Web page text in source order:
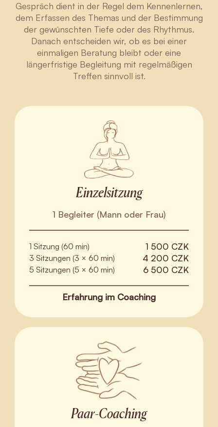
Gespräch dient in der Regel dem Kennenlernen,
dem Erfassen des Themas und der Bestimmung
der gewünschten Tiefe oder des Rhythmus.
Danach entscheiden wir, ob es bei einer
einmaligen Beratung bleibt oder eine
längerfristige Begleitung mit regelmäßigen
Treffen sinnvoll ist.
Einzelsitzung
1 Begleiter (Mann oder Frau)
1 Sitzung (60 min) 1 500 CZK
3 Sitzungen (3 × 60 min) 4 200 CZK
5 Sitzungen (5 × 60 min) 6 500 CZK
Erfahrung im Coaching
Paar-Coaching